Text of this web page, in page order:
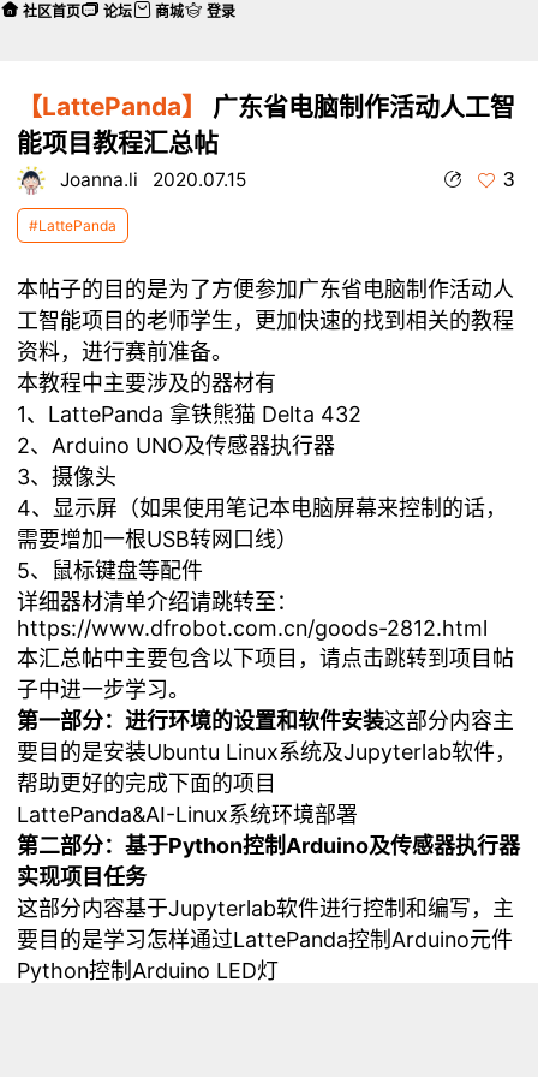
【LattePanda】
广东省电脑制作活动人工智
能项目教程汇总帖
Joanna.li 2020.07.15 3
#LattePanda
本帖子的目的是为了方便参加广东省电脑制作活动人
工智能项目的老师学生，更加快速的找到相关的教程
资料，进行赛前准备。
本教程中主要涉及的器材有
1、LattePanda 拿铁熊猫 Delta 432
2、Arduino UNO及传感器执行器
3、摄像头
4、显示屏（如果使用笔记本电脑屏幕来控制的话，
需要增加一根USB转网口线）
5、鼠标键盘等配件
详细器材清单介绍请跳转至：
https://www.dfrobot.com.cn/goods-2812.html
本汇总帖中主要包含以下项目，请点击跳转到项目帖
子中进一步学习。
第一部分：进行环境的设置和软件安装这部分内容主
要目的是安装Ubuntu Linux系统及Jupyterlab软件，
帮助更好的完成下面的项目
LattePanda&AI-Linux系统环境部署
第二部分：基于Python控制Arduino及传感器执行器
实现项目任务
这部分内容基于Jupyterlab软件进行控制和编写，主
要目的是学习怎样通过LattePanda控制Arduino元件
Python控制Arduino LED灯
社区首页 论坛 商城 登录